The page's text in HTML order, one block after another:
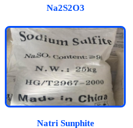
Na2S2O3
Natri Sunphite